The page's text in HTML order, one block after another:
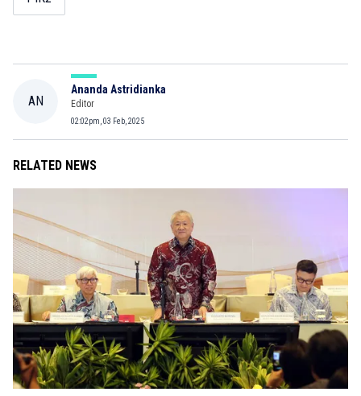
AN
Ananda Astridianka
Editor
02:02pm, 03 Feb, 2025
RELATED NEWS